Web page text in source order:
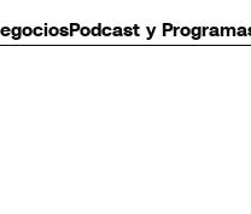
Podcast y